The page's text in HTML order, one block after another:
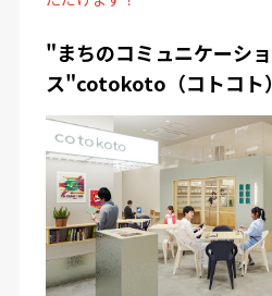
"まちのコミュニケーシ
ス"cotokoto（コトコト